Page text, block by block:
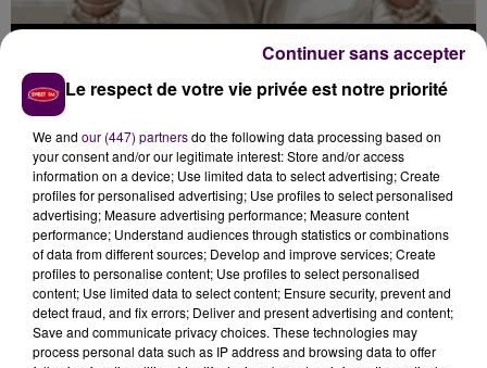
9 novembre 2023
PASCAL OBISPO - COMMENT S'AIMER
Le respect de votre vie privée est notre priorité
We and our (447) partnersdo the following data processing based on
your consent and/or our legitimate interest: Store and/or access
information on a device; Use limited data to select advertising; Create
profiles for personalised advertising; Use profiles to select personalised
advertising; Measure advertising performance; Measure content
performance; Understand audiences through statistics or combinations
of data from different sources; Develop and improve services; Create
profiles to personalise content; Use profiles to select personalised
content; Use limited data to select content; Ensure security, prevent and
detect fraud, and fix errors; Deliver and present advertising and content;
Save and communicate privacy choices. These technologies may
process personal data such as IP address and browsing data to offer
Continuer sans accepter